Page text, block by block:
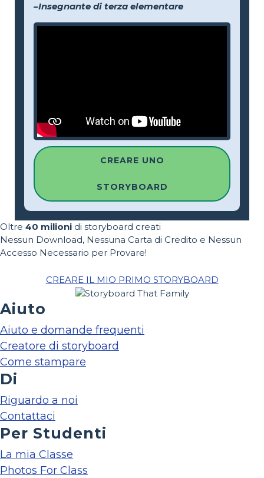
–Insegnante di terza elementare
CREARE UNO
STORYBOARD
Oltre 40 milioni di storyboard creati
Nessun Download, Nessuna Carta di Credito e Nessun
Accesso Necessario per Provare!
CREARE IL MIO PRIMO STORYBOARD
Aiuto
Aiuto e domande frequenti
Creatore di storyboard
Come stampare
Di
Riguardo a noi
Contattaci
Per Studenti
La mia Classe
Photos For Class